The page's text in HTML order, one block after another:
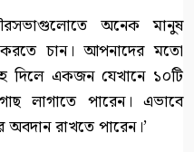
অনেক মানুষ
চান। আপনাদের মতো
দিলে একজন যেখানে ১০টি
লাগাতে পারেন। এভাবে
রাখতে পারেন।’